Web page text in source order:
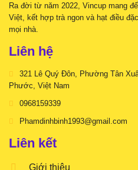
Ra đời từ năm 2022, Vincup mang
Việt, kết hợp trà ngon và hạt điều
mọi nhà.
Liên hệ
321 Lê Quý Đôn, Phường Tân
Phước, Việt Nam
0968159339
Phamdinhbinh1993@gmail.com
Liên kết
Giới thiệu